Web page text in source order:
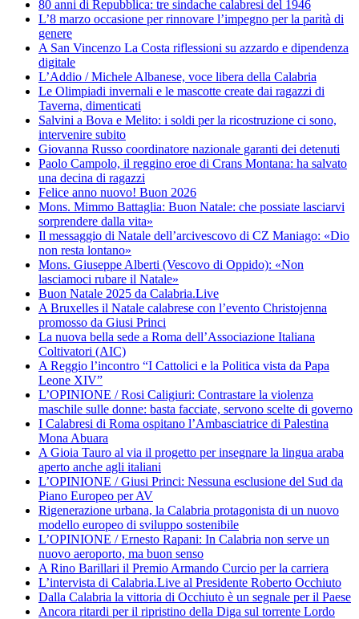
80 anni di Repubblica: tre sindache calabresi del 1946
L’8 marzo occasione per rinnovare l’impegno per la parità di
genere
A San Vincenzo La Costa riflessioni su azzardo e dipendenza
digitale
L’Addio / Michele Albanese, voce libera della Calabria
Le Olimpiadi invernali e le mascotte create dai ragazzi di
Taverna, dimenticati
Salvini a Bova e Melito: i soldi per la ricostruzione ci sono,
intervenire subito
Giovanna Russo coordinatore nazionale garanti dei detenuti
Paolo Campolo, il reggino eroe di Crans Montana: ha salvato
una decina di ragazzi
Felice anno nuovo! Buon 2026
Mons. Mimmo Battaglia: Buon Natale: che possiate lasciarvi
sorprendere dalla vita»
Il messaggio di Natale dell’arcivescovo di CZ Maniago: «Dio
non resta lontano»
Mons. Giuseppe Alberti (Vescovo di Oppido): «Non
lasciamoci rubare il Natale»
Buon Natale 2025 da Calabria.Live
A Bruxelles il Natale calabrese con l’evento Christojenna
promosso da Giusi Princi
La nuova bella sede a Roma dell’Associazione Italiana
Coltivatori (AIC)
A Reggio l’incontro “I Cattolici e la Politica vista da Papa
Leone XIV”
L’OPINIONE / Rosi Caligiuri: Contrastare la violenza
maschile sulle donne: basta facciate, servono scelte di governo
I Calabresi di Roma ospitano l’Ambasciatrice di Palestina
Mona Abuara
A Gioia Tauro al via il progetto per insegnare la lingua araba
aperto anche agli italiani
L’OPINIONE / Giusi Princi: Nessuna esclusione del Sud da
Piano Europeo per AV
Rigenerazione urbana, la Calabria protagonista di un nuovo
modello europeo di sviluppo sostenibile
L’OPINIONE / Ernesto Rapani: In Calabria non serve un
nuovo aeroporto, ma buon senso
A Rino Barillari il Premio Armando Curcio per la carriera
L’intervista di Calabria.Live al Presidente Roberto Occhiuto
Dalla Calabria la vittoria di Occhiuto è un segnale per il Paese
Ancora ritardi per il ripristino della Diga sul torrente Lordo